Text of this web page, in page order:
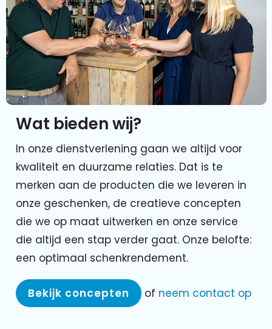
Wat bieden wij?
In onze dienstverlening gaan we altijd voor
kwaliteit en duurzame relaties. Dat is te
merken aan de producten die we leveren in
onze geschenken, de creatieve concepten
die we op maat uitwerken en onze service
die altijd een stap verder gaat. Onze belofte:
een optimaal schenkrendement.
Bekijk concepten of neem contact op